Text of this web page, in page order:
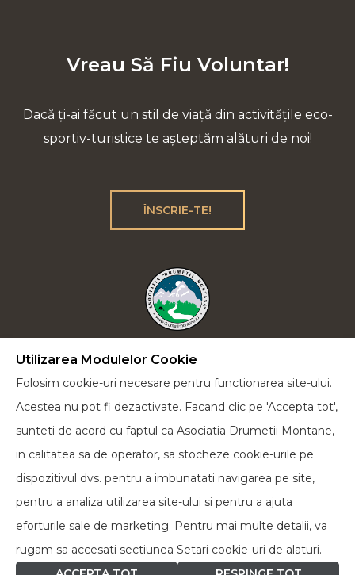
Vreau Să Fiu Voluntar!
Dacă ți-ai făcut un stil de viață din activitățile eco-
sportiv-turistice te așteptăm alături de noi!
ÎNSCRIE-TE!
Plecăm la drum lung cu încrederea că vom reuși
să-i educăm pe cei de lângă noi într-un spirit verde
și cu dorința de a face cât mai multe acțiuni pentru
a proteja natura în toate formele sale.
Facebook
Utilizarea Modulelor Cookie
Folosim cookie-uri necesare pentru functionarea site-ului.
Acestea nu pot fi dezactivate. Facand clic pe 'Accepta tot',
sunteti de acord cu faptul ca Asociatia Drumetii Montane,
in calitatea sa de operator, sa stocheze cookie-urile pe
dispozitivul dvs. pentru a imbunatati navigarea pe site,
pentru a analiza utilizarea site-ului si pentru a ajuta
eforturile sale de marketing. Pentru mai multe detalii, va
rugam sa accesati sectiunea Setari cookie-uri de alaturi.